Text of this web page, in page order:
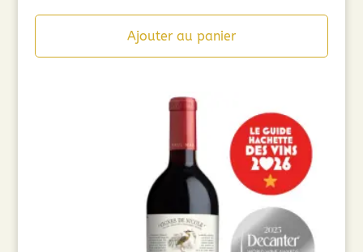
Ajouter au panier